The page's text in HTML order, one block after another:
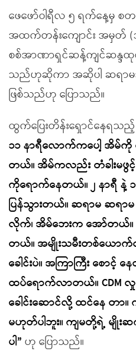
ဖေဖော်ဝါရီလ ၅ ရက်နေ့မှ စတ
အထက်တန်းကျောင်း အမှတ် (၁
စစ်အာဏာရှင်ဆန့်ကျင်ဆန္ဒထု
သည်ဟုဆိုကာ အဆိုပါ ဆရာမအ
ဖြစ်သည်ဟု ပြောသည်။
ထွက်ပြေးတိန်းရှောင်နေရသ
၁၁ နာရီလောက်ကပေါ့ အိမ်ကို
တယ်။ အိမ်ကလည်း တံခါးမဖွ
ကိုရောက်နေတယ်။ ၂ နာရီ နဲ့
ပြန်သွားတယ်။ ဆရာမ ဆရ
လိုက်၊ အိမ်ဘေးက အော်တယ်။
တယ်။ အမျိုးသမီးတစ်ယော
ခေါင်းပဲ။ အကြာကြီး စောင့်
ထပ်ရောက်လာတယ်။ CDM လှု
ခေါင်းဆောင်လို့ ထင်နေ တာ။
မဟုတ်ပါဘူး။ ကျမတို့ရဲ့ မျို
ပါ” ဟု ပြောသည်။